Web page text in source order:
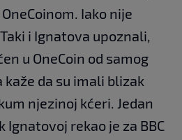
Iako nije
i Ignatova upoznali,
u OneCoin od samog
da su imali blizak
njezinoj kćeri. Jedan
Ignatovoj rekao je za BBC